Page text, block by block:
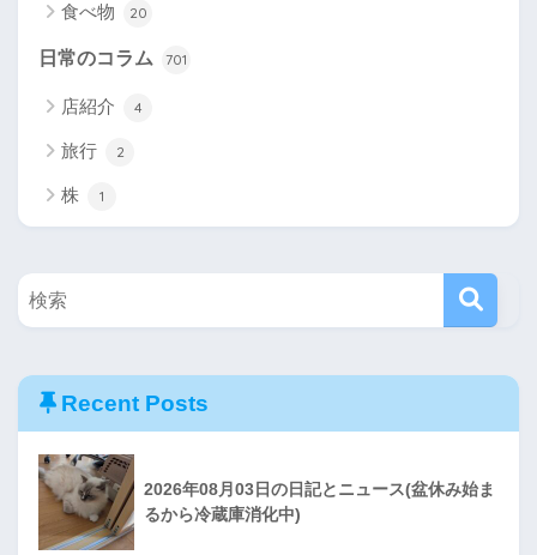
食べ物 20
日常のコラム 701
店紹介 4
旅行 2
株 1
Recent Posts
2026年08月03日の日記とニュース(盆休み始ま
るから冷蔵庫消化中)